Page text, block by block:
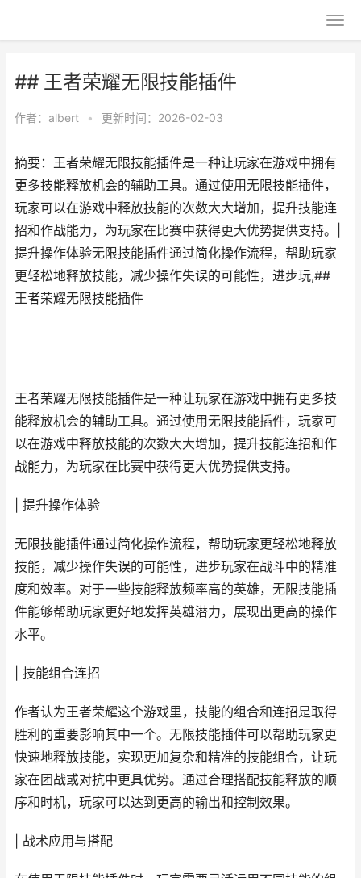
## 王者荣耀无限技能插件
作者： albert • 更新时间：2026-02-03
摘要：王者荣耀无限技能插件是一种让玩家在游戏中拥有
更多技能释放机会的辅助工具。通过使用无限技能插件，
玩家可以在游戏中释放技能的次数大大增加，提升技能连
招和作战能力，为玩家在比赛中获得更大优势提供支持。|
提升操作体验无限技能插件通过简化操作流程，帮助玩家
更轻松地释放技能，减少操作失误的可能性，进步玩,##
王者荣耀无限技能插件
王者荣耀无限技能插件是一种让玩家在游戏中拥有更多技
能释放机会的辅助工具。通过使用无限技能插件，玩家可
以在游戏中释放技能的次数大大增加，提升技能连招和作
战能力，为玩家在比赛中获得更大优势提供支持。
| 提升操作体验
无限技能插件通过简化操作流程，帮助玩家更轻松地释放
技能，减少操作失误的可能性，进步玩家在战斗中的精准
度和效率。对于一些技能释放频率高的英雄，无限技能插
件能够帮助玩家更好地发挥英雄潜力，展现出更高的操作
水平。
| 技能组合连招
作者认为王者荣耀这个游戏里，技能的组合和连招是取得
胜利的重要影响其中一个。无限技能插件可以帮助玩家更
快速地释放技能，实现更加复杂和精准的技能组合，让玩
家在团战或对抗中更具优势。通过合理搭配技能释放的顺
序和时机，玩家可以达到更高的输出和控制效果。
| 战术应用与搭配